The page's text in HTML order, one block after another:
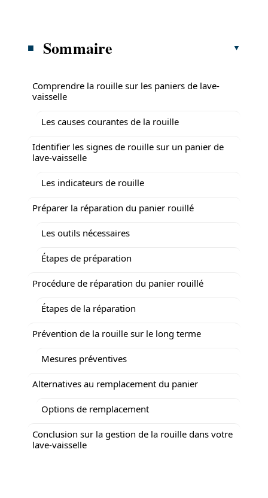
Sommaire
Comprendre la rouille sur les paniers de lave-
vaisselle
Les causes courantes de la rouille
Identifier les signes de rouille sur un panier de
lave-vaisselle
Les indicateurs de rouille
Préparer la réparation du panier rouillé
Les outils nécessaires
Étapes de préparation
Procédure de réparation du panier rouillé
Étapes de la réparation
Prévention de la rouille sur le long terme
Mesures préventives
Alternatives au remplacement du panier
Options de remplacement
Conclusion sur la gestion de la rouille dans votre
lave-vaisselle